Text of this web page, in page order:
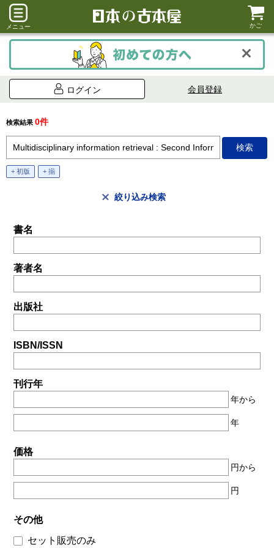
メニュー かご
ログイン 会員登録
検索結果 0件
+ 初版 + 揃
絞り込み検索
書名
著者名
出版社
ISBN/ISSN
刊行年
年から
年
価格
円から
円
その他
セット販売のみ